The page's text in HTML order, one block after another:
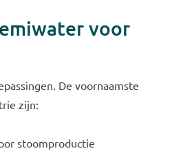
voor
De voornaamste
zijn:
stoomproductie